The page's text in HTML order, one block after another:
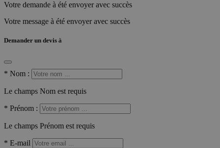
Votre demande à été envoyer avec succès
Votre message à été envoyer avec succès
Demander un devis à
* Nom :
Le champs Nom est requis
* Prénom :
Le champs Prénom est requis
* E-mail